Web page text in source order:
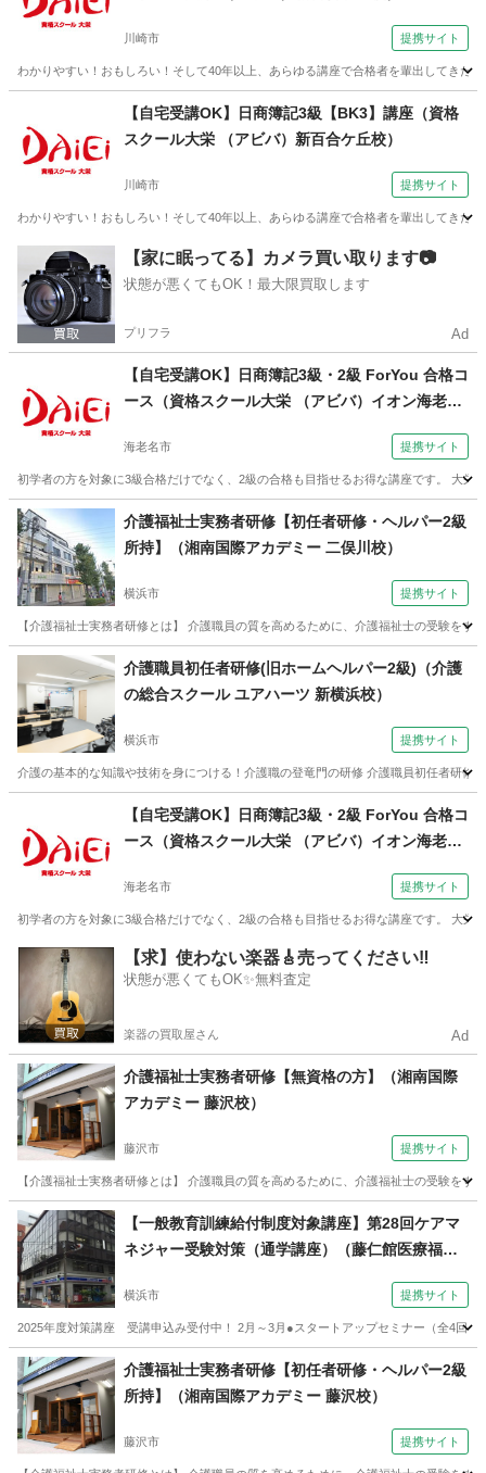
川崎市 提携サイト
わかりやすい！おもしろい！そして40年以上、あらゆる講座で合格者を輩出してきた
簿記
【自宅受講OK】日商簿記3級【BK3】講座（資格
スクール大栄 （アビバ）新百合ケ丘校）
川崎市 提携サイト
わかりやすい！おもしろい！そして40年以上、あらゆる講座で合格者を輩出してきた
神奈川 簿記
【家に眠ってる】カメラ買い取ります📷
状態が悪くてもOK！最大限買取します
プリフラ Ad
【自宅受講OK】日商簿記3級・2級 ForYou 合格コ
ース（資格スクール大栄 （アビバ）イオン海老名
海老名市 提携サイト
初学者の方を対象に3級合格だけでなく、2級の合格も目指せるお得な講座です。 大
神奈川 海老名市 簿記
介護福祉士実務者研修【初任者研修・ヘルパー2級
所持】（湘南国際アカデミー 二俣川校）
横浜市 提携サイト
【介護福祉士実務者研修とは】 介護職員の質を高めるために、介護福祉士の受験を
神奈川 横浜市 介護福祉士
介護職員初任者研修(旧ホームヘルパー2級)（介護
の総合スクール ユアハーツ 新横浜校）
横浜市 提携サイト
介護の基本的な知識や技術を身につける！介護職の登竜門の研修 介護職員初任者研
介護福祉士
【自宅受講OK】日商簿記3級・2級 ForYou 合格コ
ース（資格スクール大栄 （アビバ）イオン海老名
海老名市 提携サイト
初学者の方を対象に3級合格だけでなく、2級の合格も目指せるお得な講座です。 大
神奈川 海老名市 簿記
【求】使わない楽器🎸売ってください‼️
状態が悪くてもOK✨無料査定
楽器の買取屋さん Ad
介護福祉士実務者研修【無資格の方】（湘南国際
アカデミー 藤沢校）
藤沢市 提携サイト
【介護福祉士実務者研修とは】 介護職員の質を高めるために、介護福祉士の受験を
神奈川 藤沢市 介護福祉士
【一般教育訓練給付制度対象講座】第28回ケアマ
ネジャー受験対策（通学講座）（藤仁館医療福祉
横浜市 提携サイト
2025年度対策講座 受講申込み受付中！ 2月～3月●スタートアップセミナー（全4回
神奈川 横浜市 その他
介護福祉士実務者研修【初任者研修・ヘルパー2級
所持】（湘南国際アカデミー 藤沢校）
藤沢市 提携サイト